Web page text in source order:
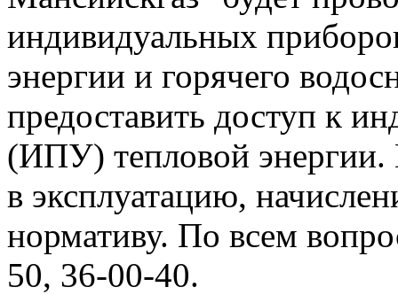
индивидуальных
энергии и горячего
предоставить доступ к
(ИПУ) тепловой энергии.
в эксплуатацию,
нормативу. По всем
50, 36-00-40.